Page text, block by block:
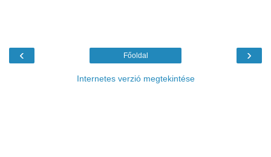
‹ ›
Főoldal
Internetes verzió megtekintése